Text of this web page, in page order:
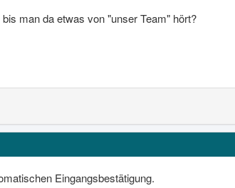
man da etwas von "unser Team" hört?
Eingangsbestätigung.